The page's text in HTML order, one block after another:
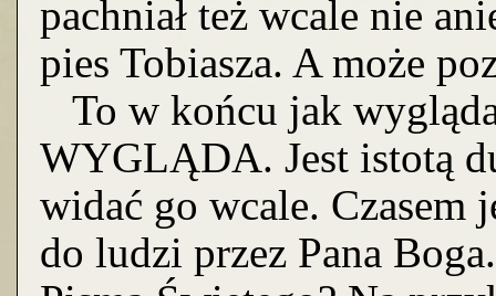
pachniał też wcale nie
pies Tobiasza. A może
To w końcu jak
WYGLĄDA. Jest istotą
widać go wcale. Czasem
do ludzi przez Pana